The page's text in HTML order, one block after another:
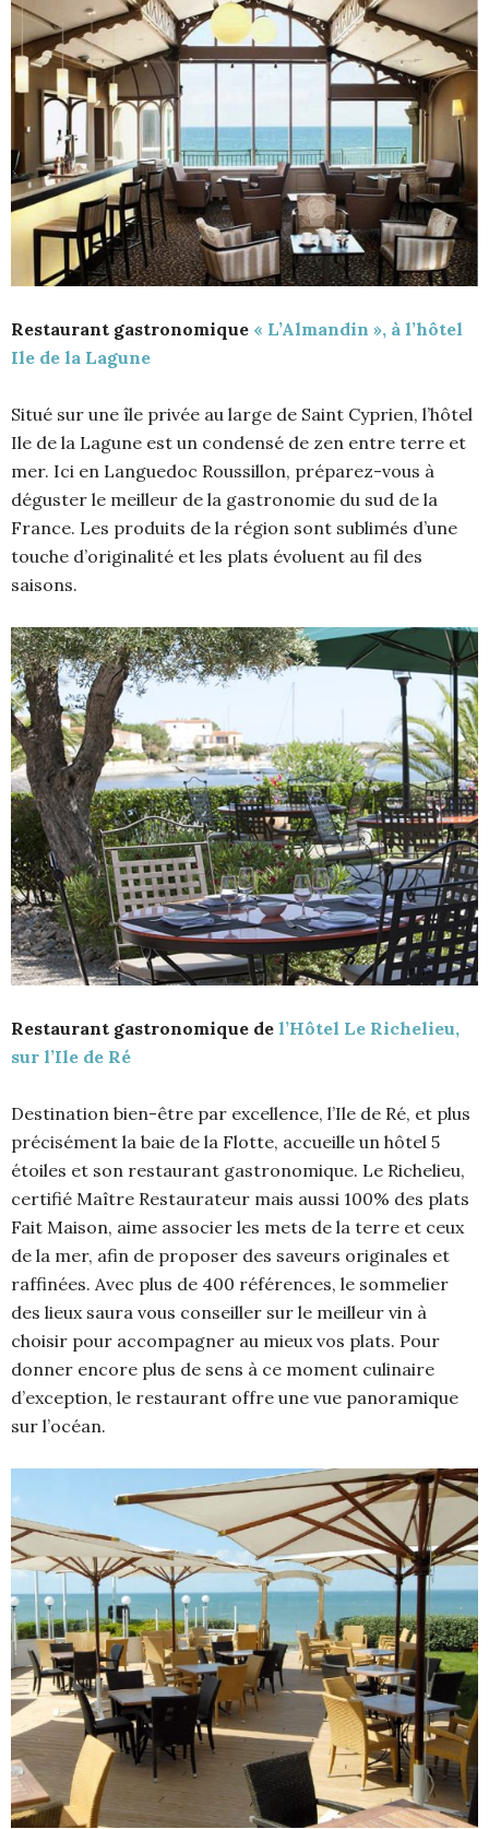
Restaurant gastronomique « L’Almandin », à l’hôtel
Ile de la Lagune
Situé sur une île privée au large de Saint Cyprien, l’hôtel
Ile de la Lagune est un condensé de zen entre terre et
mer. Ici en Languedoc Roussillon, préparez-vous à
déguster le meilleur de la gastronomie du sud de la
France. Les produits de la région sont sublimés d’une
touche d’originalité et les plats évoluent au fil des
saisons.
Restaurant gastronomique de l’Hôtel Le Richelieu,
sur l’Ile de Ré
Destination bien-être par excellence, l’Ile de Ré, et plus
précisément la baie de la Flotte, accueille un hôtel 5
étoiles et son restaurant gastronomique. Le Richelieu,
certifié Maître Restaurateur mais aussi 100% des plats
Fait Maison, aime associer les mets de la terre et ceux
de la mer, afin de proposer des saveurs originales et
raffinées. Avec plus de 400 références, le sommelier
des lieux saura vous conseiller sur le meilleur vin à
choisir pour accompagner au mieux vos plats. Pour
donner encore plus de sens à ce moment culinaire
d’exception, le restaurant offre une vue panoramique
sur l’océan.